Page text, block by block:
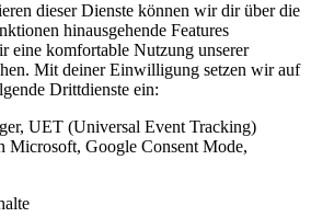
dieser Dienste können wir dir über die
hinausgehende Features
eine komfortable Nutzung unserer
Mit deiner Einwilligung setzen wir auf
Drittdienste ein:
UET (Universal Event Tracking)
Microsoft, Google Consent Mode,